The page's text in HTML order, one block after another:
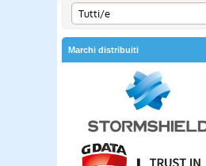
Marchi distribuiti